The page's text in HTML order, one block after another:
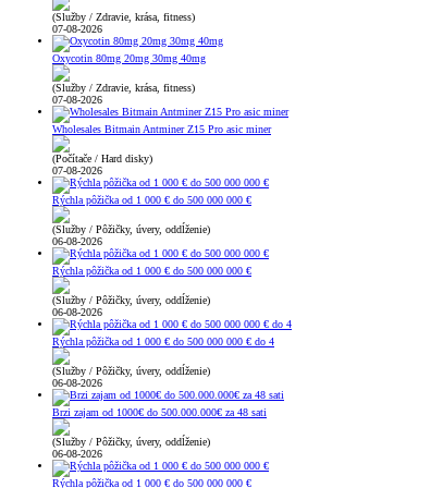
(Služby / Zdravie, krása, fitness)
07-08-2026
Oxycotin 80mg 20mg 30mg 40mg
(Služby / Zdravie, krása, fitness)
07-08-2026
Wholesales Bitmain Antminer Z15 Pro asic miner
(Počítače / Hard disky)
07-08-2026
Rýchla pôžička od 1 000 € do 500 000 000 €
(Služby / Pôžičky, úvery, oddĺženie)
06-08-2026
Rýchla pôžička od 1 000 € do 500 000 000 €
(Služby / Pôžičky, úvery, oddĺženie)
06-08-2026
Rýchla pôžička od 1 000 € do 500 000 000 € do 4
(Služby / Pôžičky, úvery, oddĺženie)
06-08-2026
Brzi zajam od 1000€ do 500.000.000€ za 48 sati
(Služby / Pôžičky, úvery, oddĺženie)
06-08-2026
Rýchla pôžička od 1 000 € do 500 000 000 €